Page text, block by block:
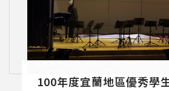
100年度宜蘭地區優秀學